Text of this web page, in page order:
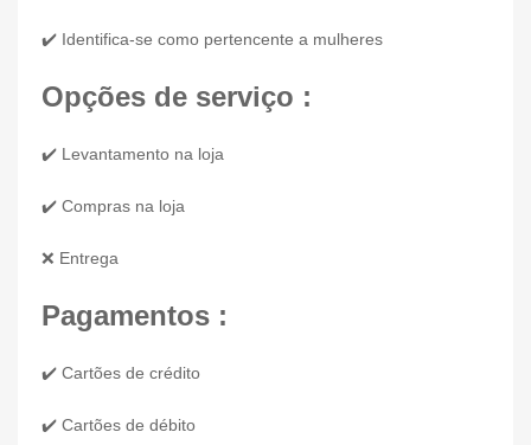
✔️ Identifica-se como pertencente a mulheres
Opções de serviço :
✔️ Levantamento na loja
✔️ Compras na loja
❌ Entrega
Pagamentos :
✔️ Cartões de crédito
✔️ Cartões de débito